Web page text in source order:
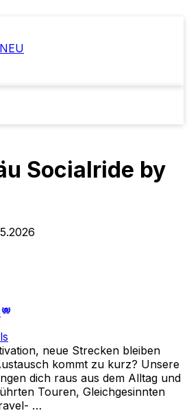
NEU
Socialride by
neue Strecken bleiben
kommt zu kurz? Unsere
dich raus aus dem Alltag und
Touren, Gleichgesinnten
…